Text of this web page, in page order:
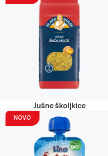
Jušne školjkice
NOVO